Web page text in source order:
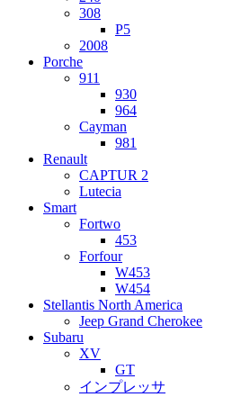
308
P5
2008
Porche
911
930
964
Cayman
981
Renault
CAPTUR 2
Lutecia
Smart
Fortwo
453
Forfour
W453
W454
Stellantis North America
Jeep Grand Cherokee
Subaru
XV
GT
インプレッサ